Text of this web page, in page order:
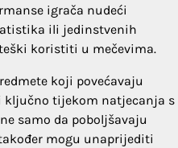
igrača nudeći
ili jedinstvenih
koristiti u mečevima.
koji povećavaju
tijekom natjecanja s
samo da poboljšavaju
mogu unaprijediti